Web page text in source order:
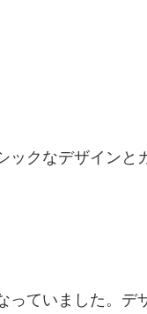
クなデザインと
っていました。